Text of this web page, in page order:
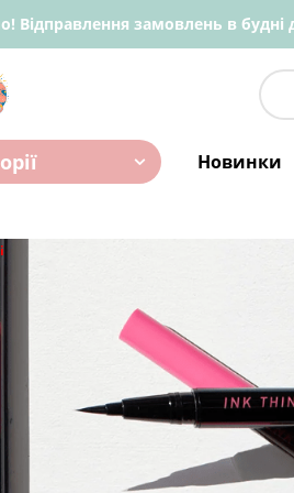
Відправлення замовлень в будні
Новинки